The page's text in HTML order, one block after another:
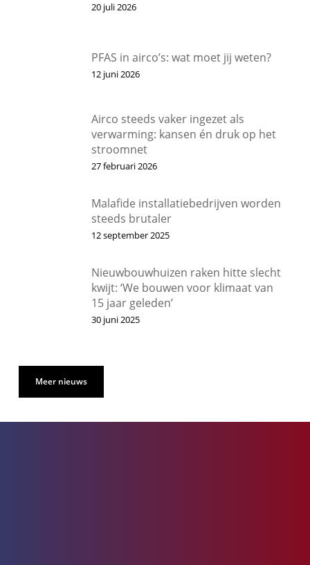
20 juli 2026
PFAS in airco’s: wat moet jij weten?
12 juni 2026
Airco steeds vaker ingezet als
verwarming: kansen én druk op het
stroomnet
27 februari 2026
Malafide installatiebedrijven worden
steeds brutaler
12 september 2025
Nieuwbouwhuizen raken hitte slecht
kwijt: ‘We bouwen voor klimaat van
15 jaar geleden’
30 juni 2025
Meer nieuws